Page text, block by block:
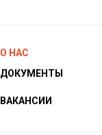
О НАС
ДОКУМЕНТЫ
ВАКАНСИИ